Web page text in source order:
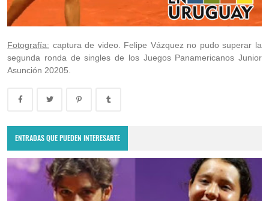
Fotografía: captura de video. Felipe Vázquez no pudo superar la
segunda ronda de singles de los Juegos Panamericanos Junior
Asunción 20205.
ENTRADAS QUE PUEDEN INTERESARTE